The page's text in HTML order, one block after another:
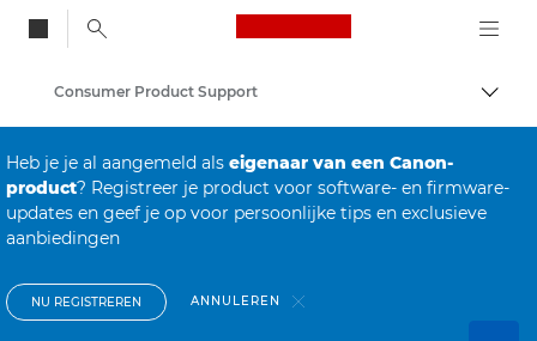
Canon Logo, back
Consumer Product Support
Heb je je al aangemeld als eigenaar van een Canon-
product? Registreer je product voor software- en firmware-
updates en geef je op voor persoonlijke tips en exclusieve
aanbiedingen
NU REGISTREREN ANNULEREN